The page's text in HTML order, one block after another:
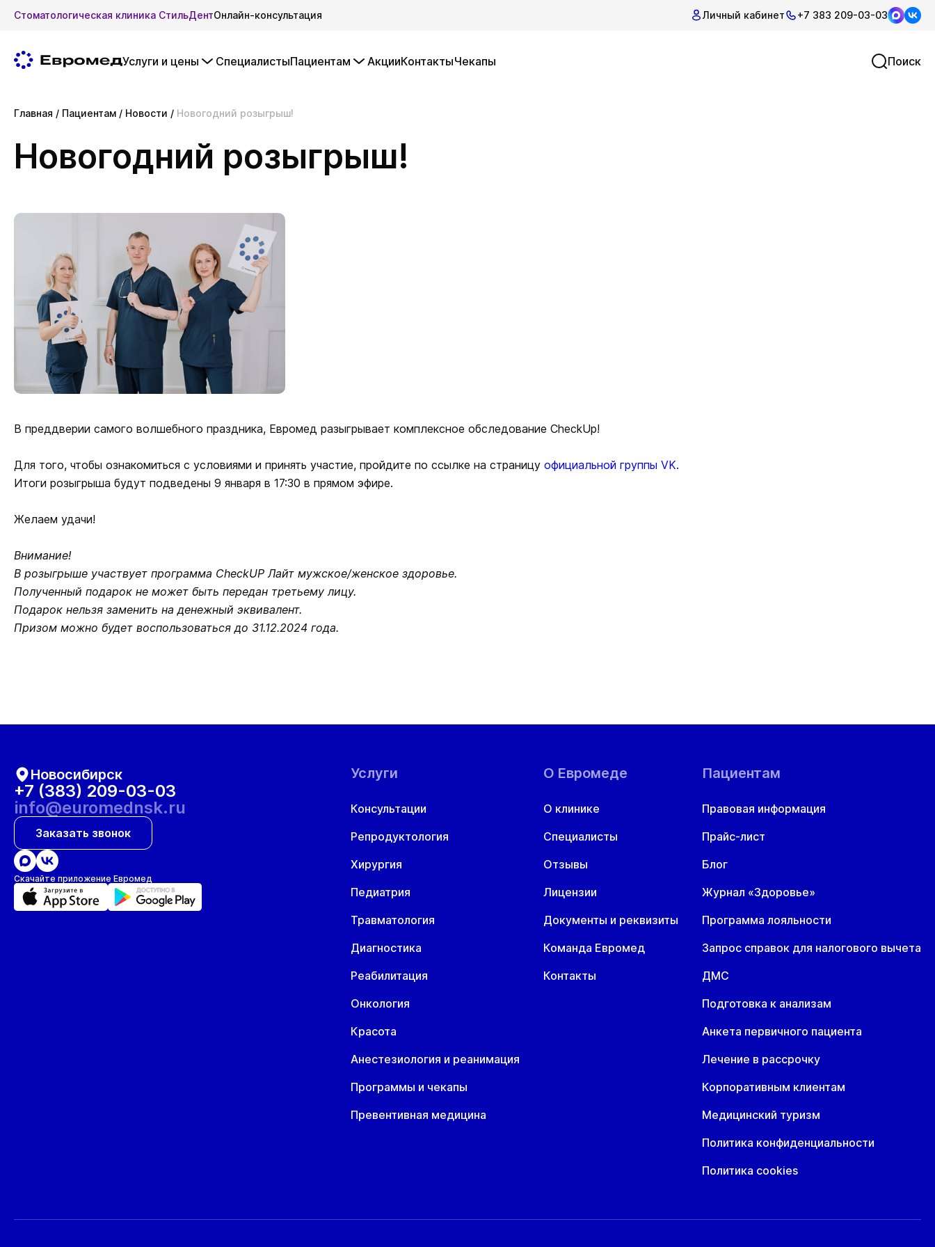
Стоматологическая клиника СтильДентОнлайн-консультация Личный кабинет +7 383 209-03-03
Услуги и цены СпециалистыПациентам АкцииКонтактыЧекапы Поиск
Главная / Пациентам / Новости / Новогодний розыгрыш!
Новогодний розыгрыш!
В преддверии самого волшебного праздника, Евромед разыгрывает комплексное обследование CheckUp!
Для того, чтобы ознакомиться с условиями и принять участие, пройдите по ссылке на страницу официальной группы VK.
Итоги розыгрыша будут подведены 9 января в 17:30 в прямом эфире.
Желаем удачи!
Внимание!
В розыгрыше участвует программа CheckUP Лайт мужское/женское здоровье.
Полученный подарок не может быть передан третьему лицу.
Подарок нельзя заменить на денежный эквивалент.
Призом можно будет воспользоваться до 31.12.2024 года.
Новосибирск
+7 (383) 209-03-03
info@euromednsk.ru
Заказать звонок
Скачайте приложение Евромед
Услуги
Консультации
Репродуктология
Хирургия
Педиатрия
Травматология
Диагностика
Реабилитация
Онкология
Красота
Анестезиология и реанимация
Программы и чекапы
Превентивная медицина
О Евромеде
О клинике
Специалисты
Отзывы
Лицензии
Документы и реквизиты
Команда Евромед
Контакты
Пациентам
Правовая информация
Прайс-лист
Блог
Журнал «Здоровье»
Программа лояльности
Запрос справок для налогового вычета
ДМС
Подготовка к анализам
Анкета первичного пациента
Лечение в рассрочку
Корпоративным клиентам
Медицинский туризм
Политика конфиденциальности
Политика cookies